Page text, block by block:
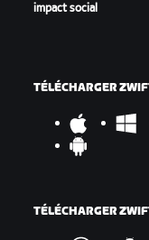
impact social
TÉLÉCHARGER
TÉLÉCHARGER